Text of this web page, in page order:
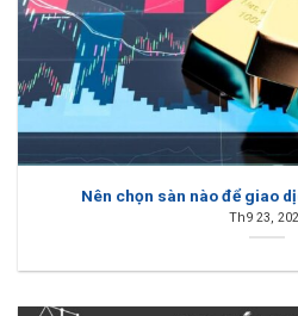
Nên chọn sàn nào để giao
Th9 23,